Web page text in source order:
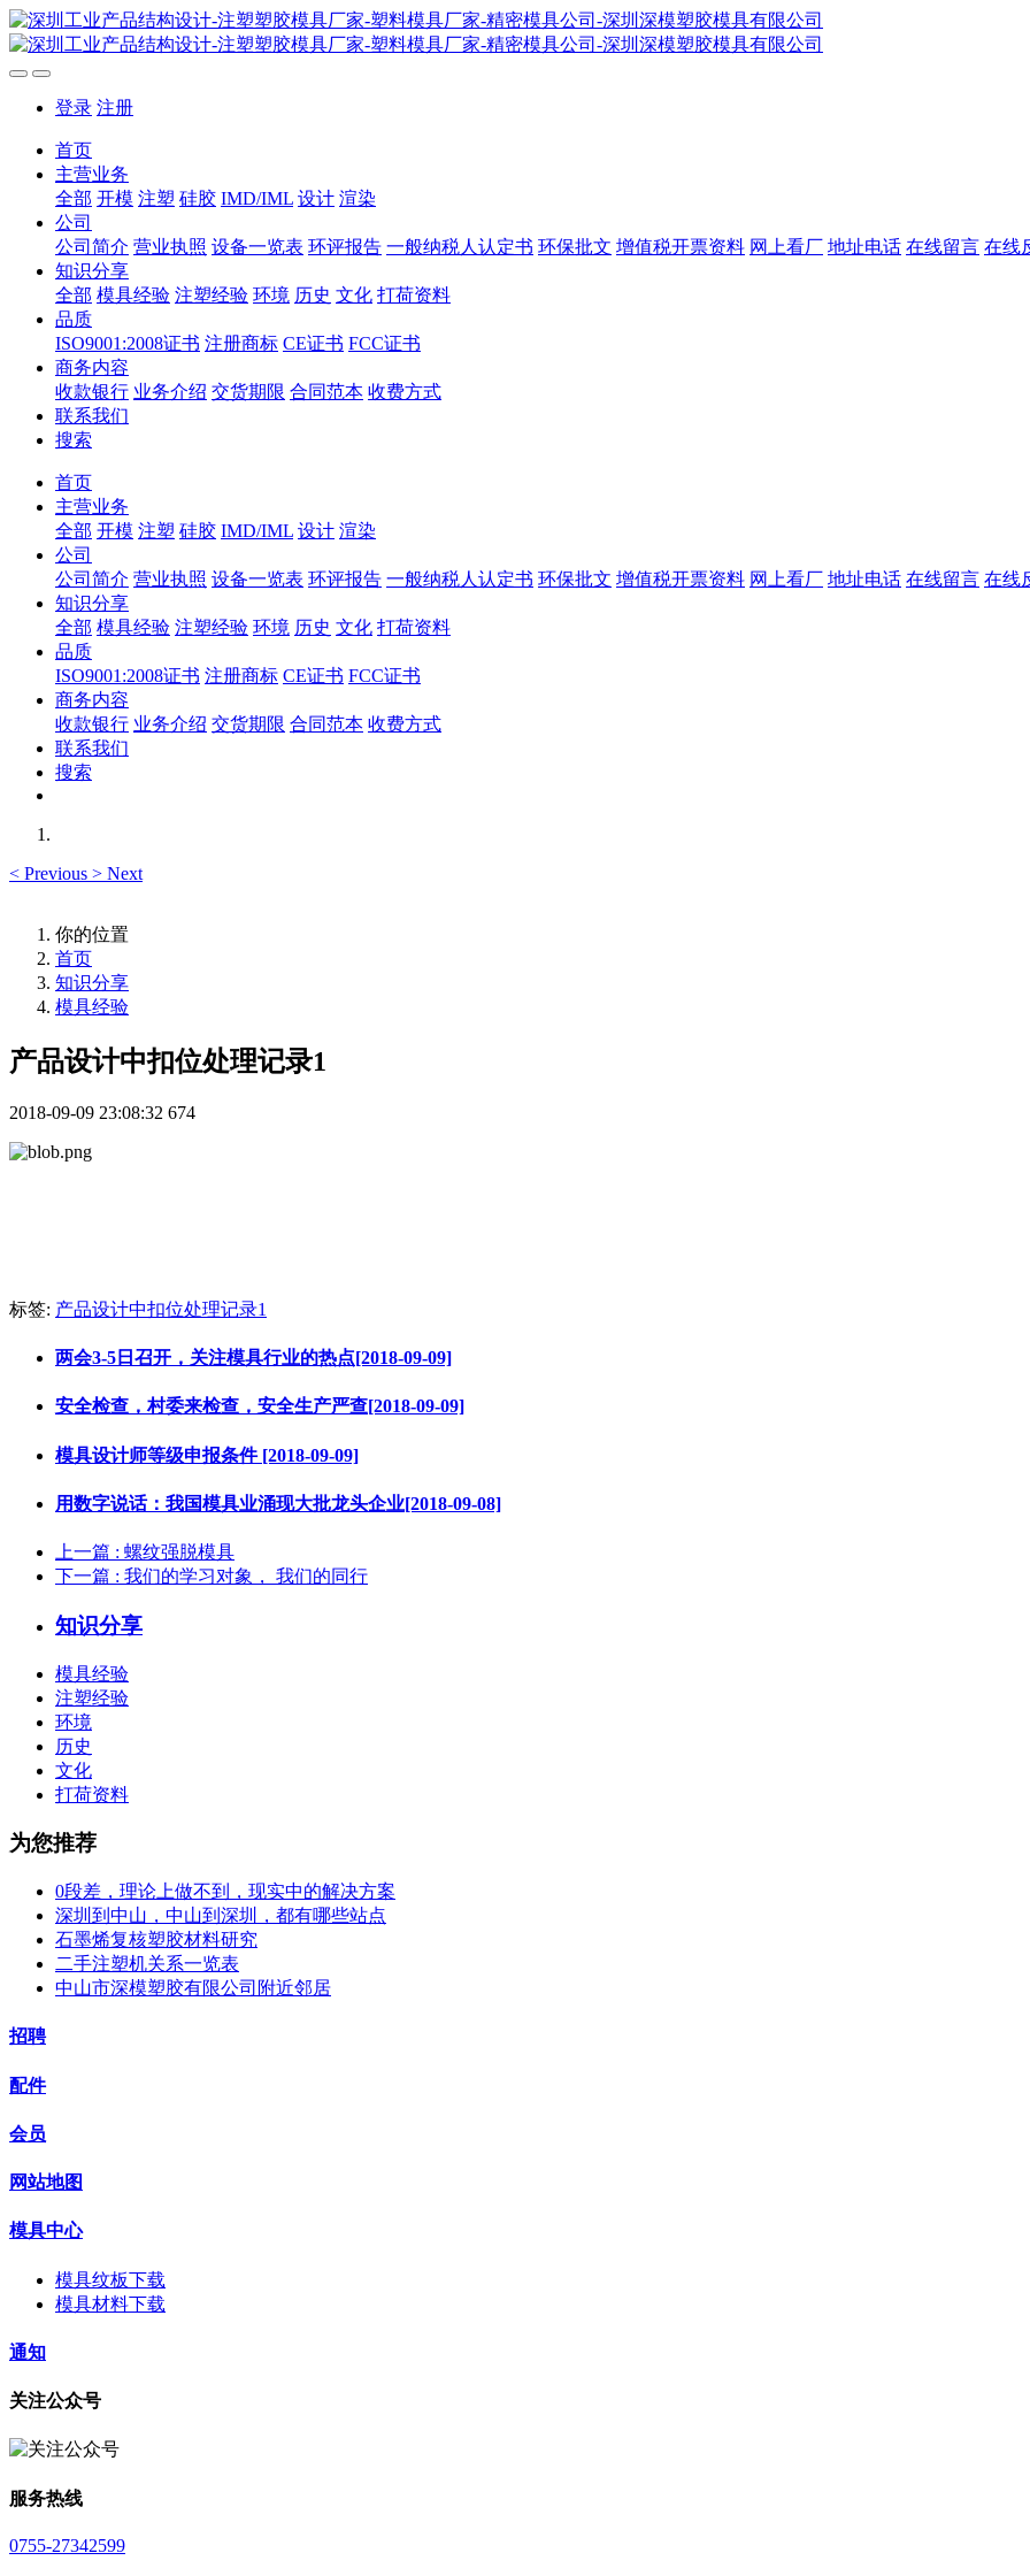
登录 注册
首页
主营业务
全部 开模 注塑 硅胶 IMD/IML 设计 渲染
公司
公司简介 营业执照 设备一览表 环评报告 一般纳税人认定书 环保批文 增值税开票资料 网上看厂 地址电话 在线留言 在线
知识分享
全部 模具经验 注塑经验 环境 历史 文化 打荷资料
品质
ISO9001:2008证书 注册商标 CE证书 FCC证书
商务内容
收款银行 业务介绍 交货期限 合同范本 收费方式
联系我们
搜索
首页
主营业务
全部 开模 注塑 硅胶 IMD/IML 设计 渲染
公司
公司简介 营业执照 设备一览表 环评报告 一般纳税人认定书 环保批文 增值税开票资料 网上看厂 地址电话 在线留言 在线
知识分享
全部 模具经验 注塑经验 环境 历史 文化 打荷资料
品质
ISO9001:2008证书 注册商标 CE证书 FCC证书
商务内容
收款银行 业务介绍 交货期限 合同范本 收费方式
联系我们
搜索
< Previous > Next
你的位置
首页
知识分享
模具经验
产品设计中扣位处理记录1
2018-09-09 23:08:32 674
标签: 产品设计中扣位处理记录1
两会3-5日召开，关注模具行业的热点[2018-09-09]
安全检查，村委来检查，安全生产严查[2018-09-09]
模具设计师等级申报条件 [2018-09-09]
用数字说话：我国模具业涌现大批龙头企业[2018-09-08]
上一篇 : 螺纹强脱模具
下一篇 : 我们的学习对象， 我们的同行
知识分享
模具经验
注塑经验
环境
历史
文化
打荷资料
为您推荐
0段差，理论上做不到，现实中的解决方案
深圳到中山，中山到深圳，都有哪些站点
石墨烯复核塑胶材料研究
二手注塑机关系一览表
中山市深模塑胶有限公司附近邻居
招聘
配件
会员
网站地图
模具中心
模具纹板下载
模具材料下载
通知
关注公众号
服务热线
0755-27342599